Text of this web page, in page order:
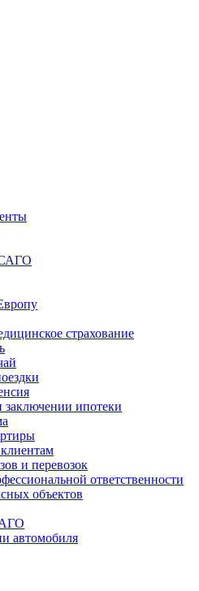
страхование
заключении ипотеки
и перевозок
ответственности
объектов
автомобиля